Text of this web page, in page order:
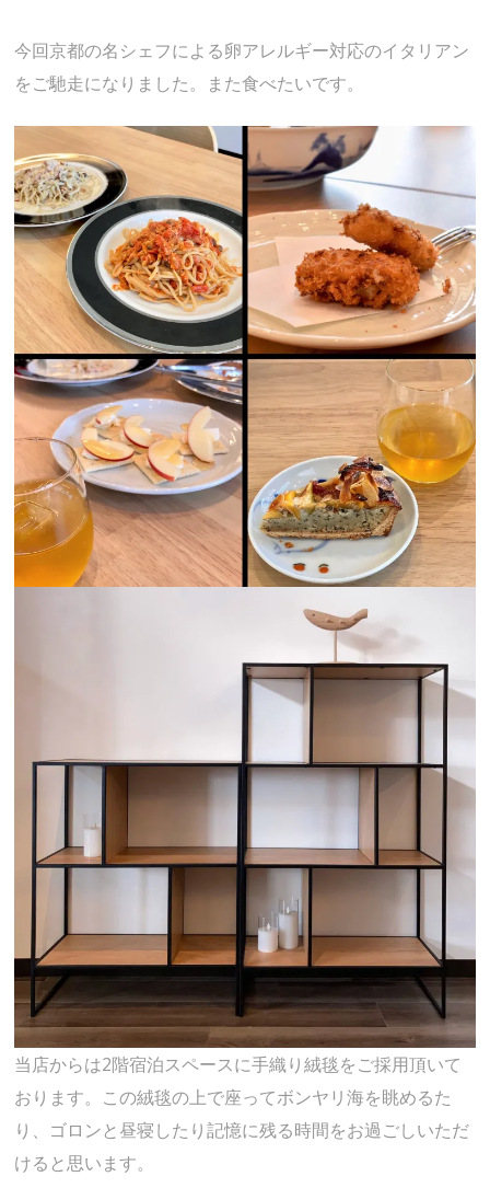
今回京都の名シェフによる卵アレルギー対応のイタリアン
をご馳走になりました。また食べたいです。
当店からは2階宿泊スペースに手織り絨毯をご採用頂いて
おります。この絨毯の上で座ってボンヤリ海を眺めるた
り、ゴロンと昼寝したり記憶に残る時間をお過ごしいただ
けると思います。